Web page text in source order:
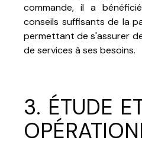
commande, il a
conseils suffisants de la
permettant de s'assurer
de services à ses besoins.
3. ÉTUDE